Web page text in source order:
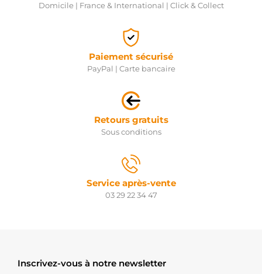
Domicile | France & International | Click & Collect
Paiement sécurisé
PayPal | Carte bancaire
Retours gratuits
Sous conditions
Service après-vente
03 29 22 34 47
Inscrivez-vous à notre newsletter